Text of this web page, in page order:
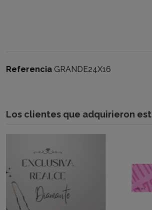
Referencia GRANDE24X16
Los clientes que adquirieron